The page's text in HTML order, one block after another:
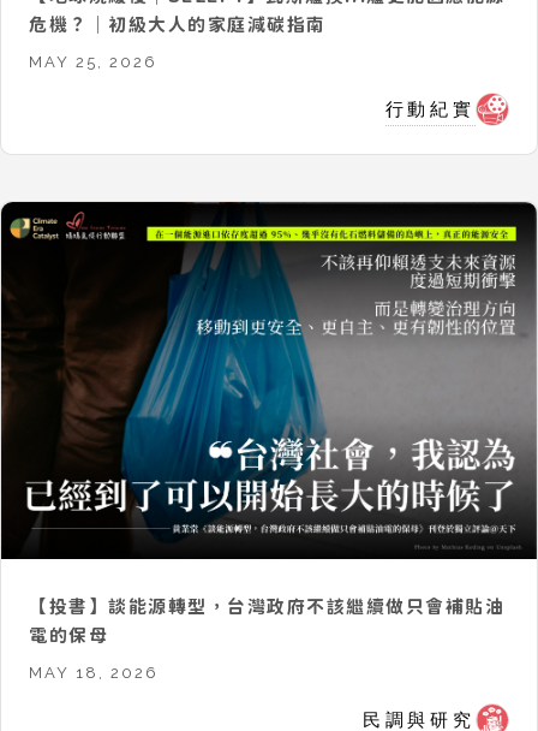
危機？｜初級大人的家庭減碳指南
MAY 25, 2026
行動紀實
【投書】談能源轉型，台灣政府不該繼續做只會補貼油
電的保母
MAY 18, 2026
民調與研究